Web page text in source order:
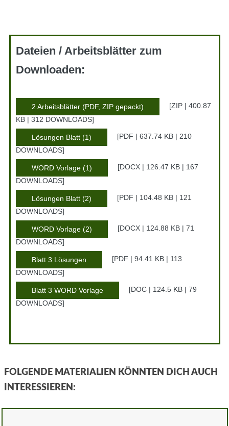
Dateien / Arbeitsblätter zum
Downloaden:
2 Arbeitsblätter (PDF, ZIP gepackt)
ZIP | 400.87
KB | 312 DOWNLOADS
Lösungen Blatt (1)
PDF | 637.74 KB | 210
DOWNLOADS
WORD Vorlage (1)
DOCX | 126.47 KB | 167
DOWNLOADS
Lösungen Blatt (2)
PDF | 104.48 KB | 121
DOWNLOADS
WORD Vorlage (2)
DOCX | 124.88 KB | 71
DOWNLOADS
Blatt 3 Lösungen
PDF | 94.41 KB | 113
DOWNLOADS
Blatt 3 WORD Vorlage
DOC | 124.5 KB | 79
DOWNLOADS
FOLGENDE MATERIALIEN KÖNNTEN DICH AUCH
INTERESSIEREN: